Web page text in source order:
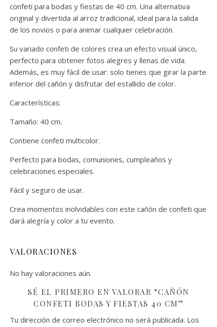
confeti para bodas y fiestas de 40 cm. Una alternativa
original y divertida al arroz tradicional, ideal para la salida
de los novios o para animar cualquier celebración.
Su variado confeti de colores crea un efecto visual único,
perfecto para obtener fotos alegres y llenas de vida.
Además, es muy fácil de usar: solo tienes que girar la parte
inferior del cañón y disfrutar del estallido de color.
Características:
Tamaño: 40 cm.
Contiene confeti multicolor.
Perfecto para bodas, comuniones, cumpleaños y
celebraciones especiales.
Fácil y seguro de usar.
Crea momentos inolvidables con este cañón de confeti que
dará alegría y color a tu evento.
VALORACIONES
No hay valoraciones aún.
SÉ EL PRIMERO EN VALORAR “CAÑÓN
CONFETI BODAS Y FIESTAS 40 CM”
Tu dirección de correo electrónico no será publicada. Los